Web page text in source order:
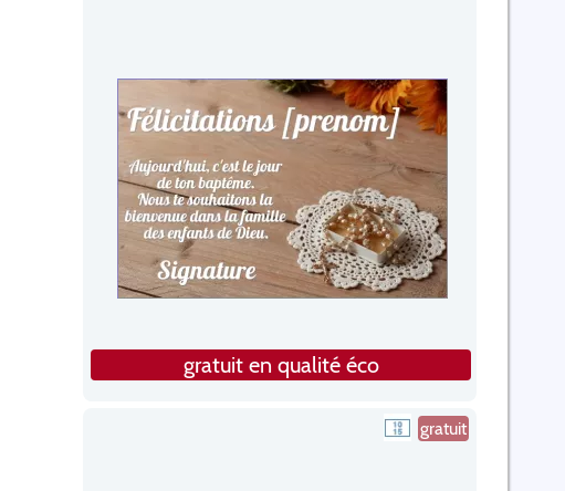
gratuit en qualité éco
gratuit